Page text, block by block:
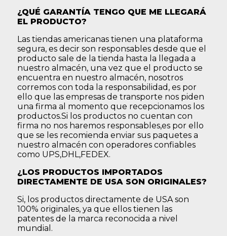
¿QUÉ GARANTÍA TENGO QUE ME LLEGARÁ
EL PRODUCTO?
Las tiendas americanas tienen una plataforma
segura, es decir son responsables desde que el
producto sale de la tienda hasta la llegada a
nuestro almacén, una vez que el producto se
encuentra en nuestro almacén, nosotros
corremos con toda la responsabilidad, es por
ello que las empresas de transporte nos piden
una firma al momento que recepcionamos los
productos.Si los productos no cuentan con
firma no nos haremos responsables,es por ello
que se les recomienda enviar sus paquetes a
nuestro almacén con operadores confiables
como UPS,DHL,FEDEX.
¿LOS PRODUCTOS IMPORTADOS
DIRECTAMENTE DE USA SON ORIGINALES?
Si, los productos directamente de USA son
100% originales, ya que ellos tienen las
patentes de la marca reconocida a nivel
mundial.